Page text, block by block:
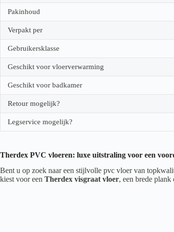
Pakinhoud
Verpakt per
Gebruikersklasse
Geschikt voor vloerverwarming
Geschikt voor badkamer
Retour mogelijk?
Legservice mogelijk?
Therdex PVC vloeren: luxe uitstraling voor een
Bent u op zoek naar een stijlvolle pvc vloer van
kiest voor een Therdex visgraat vloer, een brede